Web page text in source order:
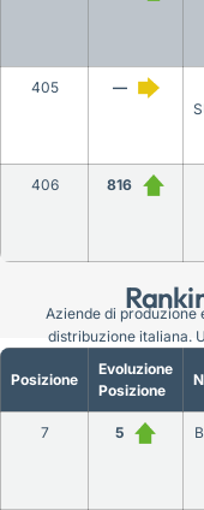
405 —
406 816
Posizione
Evoluzione
Posizione
7 5
Aziende di produzione
distribuzione italiana.